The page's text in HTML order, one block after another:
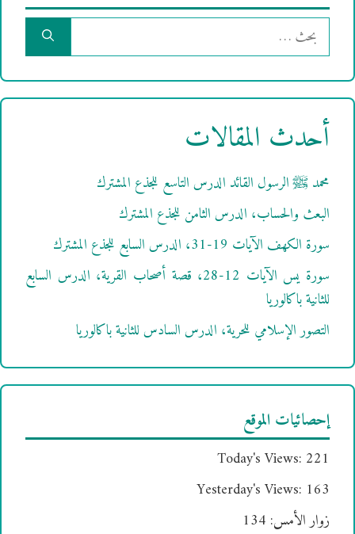
البحث
عن:
أحدث المقالات
محمد ﷺ الرسول القائد الدرس التاسع للجذع المشترك
البعث والحساب، الدرس الثامن للجذع المشترك
سورة الكهف الآيات 19-31، الدرس السابع للجذع المشترك
سورة يس الآيات 12-28، قصة أصحاب القرية، الدرس السابع
للثانية باكالوريا
التصور الإسلامي للحرية، الدرس السادس للثانية باكالوريا
إحصائيات الموقع
Today's Views: 221
Yesterday's Views: 163
زوار الأمس: 134